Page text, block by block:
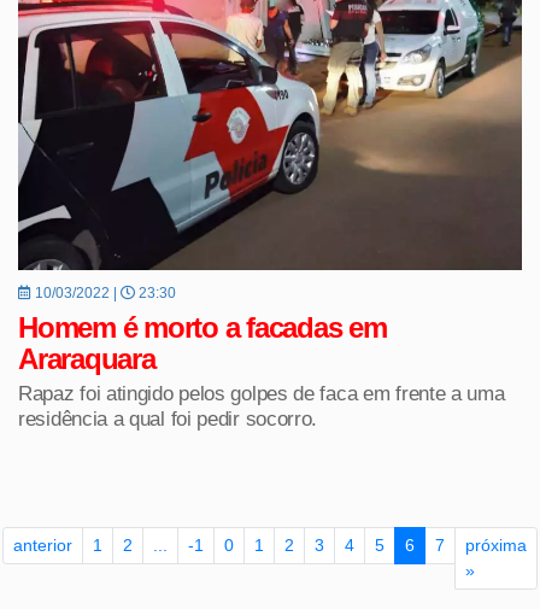
10/03/2022 | 23:30
Homem é morto a facadas em
Araraquara
Rapaz foi atingido pelos golpes de faca em frente a uma
residência a qual foi pedir socorro.
anterior 1 2 -1 0 1 2 3 4 5 6 7
próxima
»